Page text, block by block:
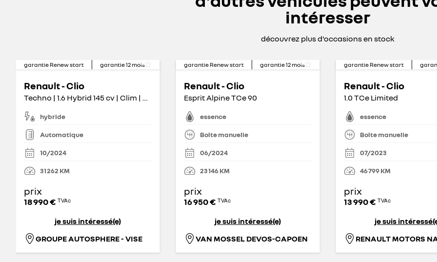
intéresser
découvrez plus d'occasions en stock
garantie Renew start garantie12 mois
Renault - Clio
Techno | 1.6 Hybrid 145 cv | Clim | Carplay | Alu | Cruise
hybride
Automatique
10/2024
31 262 KM
prix
18 990 € TVAc
je suis intéressé(e)
GROUPE AUTOSPHERE - VISE
garantie Renew start garantie12 mois
Renault - Clio
Esprit Alpine TCe 90
essence
Boîte manuelle
06/2024
23 146KM
prix
16 950 € TVAc
je suis intéressé(e)
VAN MOSSEL DEVOS-CAPOEN
garantie Renew start
Renault - Clio
1.0 TCe Limited
essence
Boîte manuelle
07/2023
46 799KM
prix
13 990 € TVAc
je suis
RENAULT MOTORS